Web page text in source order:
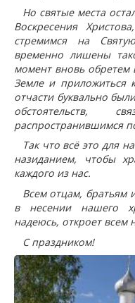
Но святые места
Воскресения
стремимся на
временно лишены
момент вновь обретем
Земле и
отчасти буквально
обстоятельств,
распространившимся
Так что всё это для
назиданием, чтобы
каждого из нас.
Всем отцам,
в несении нашего
надеюсь, откроет всем
С праздником!